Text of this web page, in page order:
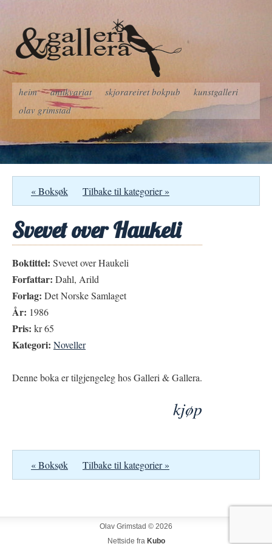
heim antikvariat skjorareiret bokpub
kunstgalleri
olav grimstad
« Boksøk Tilbake til kategorier »
Svevet over Haukeli
Boktittel: Svevet over Haukeli
Forfattar: Dahl, Arild
Forlag: Det Norske Samlaget
År: 1986
Pris: kr 65
Kategori: Noveller
Denne boka er tilgjengeleg hos Galleri & Gallera.
kjøp
« Boksøk Tilbake til kategorier »
Olav Grimstad © 2026
Nettside fra Kubo